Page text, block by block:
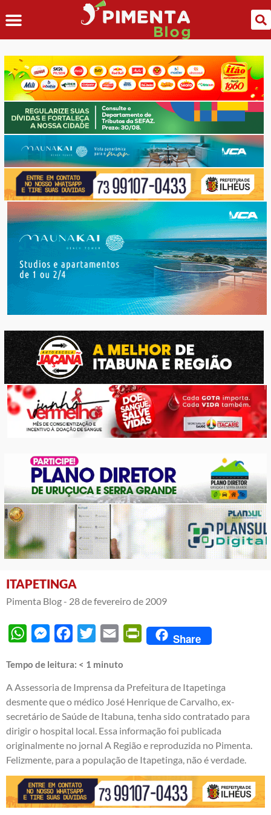
ITAPETINGA
Pimenta Blog - 28 de fevereiro de 2009
WhatsAppMessengerFacebook
Twitter Email PrintFriendly
Share
Tempo de leitura: < 1 minuto
A Assessoria de Imprensa da Prefeitura de Itapetinga
desmente que o médico José Henrique de Carvalho, ex-
secretário de Saúde de Itabuna, tenha sido contratado para
dirigir o hospital local. Essa informação foi publicada
originalmente no jornal A Região e reproduzida no Pimenta.
Felizmente, para a população de Itapetinga, não é verdade.